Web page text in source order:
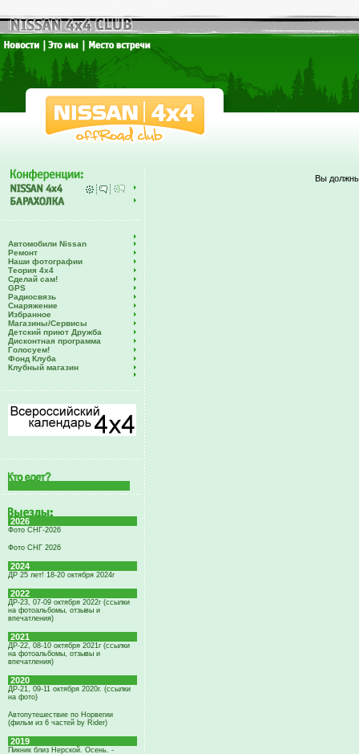
Автомобили Nissan
Ремонт
Наши фотографии
Теория 4х4
Сделай сам!
GPS
Радиосвязь
Снаряжение
Избранное
Магазины/Сервисы
Детский приют Дружба
Дисконтная программа
Голосуем!
Фонд Клуба
Клубный магазин
2026
Фото СНГ-2026
Фото СНГ 2026
2024
ДР 25 лет! 18-20 октября 2024г
2022
ДР-23, 07-09 октября 2022г (ссылки
на фотоальбомы, отзывы и
впечатления)
2021
ДР-22, 08-10 октября 2021г (ссылки
на фотоальбомы, отзывы и
впечатления)
2020
ДР-21, 09-11 октября 2020г. (ссылки
на фото)
Автопутешествие по Норвегии
(фильм из 6 частей by Rider)
2019
Пикник близ Нерской. Осень. -
Вы